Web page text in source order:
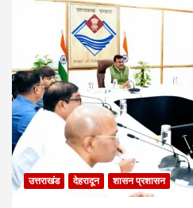
उत्तराखंड देहरादून शासन प्रशासन